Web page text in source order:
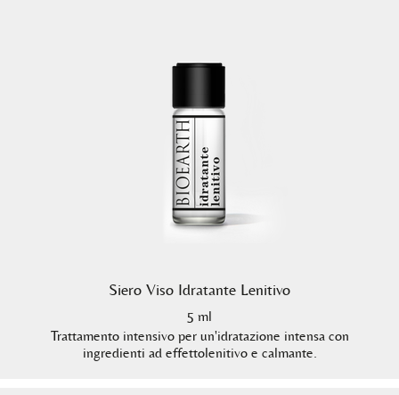
Siero Viso Idratante Lenitivo
5 ml
Trattamento intensivo per un'idratazione intensa con
ingredienti ad effettolenitivo e calmante.